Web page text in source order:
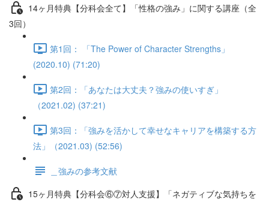
14ヶ月特典【分科会全て】「性格の強み」に関する講座（全
3回）
第1回： 「The Power of Character Strengths」
(2020.10) (71:20)
第2回：「あなたは大丈夫？強みの使いすぎ」
（2021.02) (37:21)
第3回：「強みを活かして幸せなキャリアを構築する方
法」（2021.03) (52:56)
＿強みの参考文献
15ヶ月特典【分科会⑥⑦対人支援】「ネガティブな気持ちを